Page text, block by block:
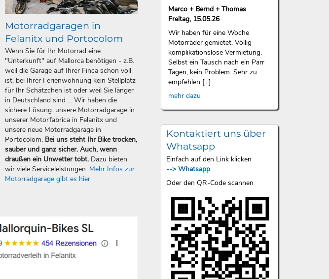
Marco + Bernd + Thomas
Freitag, 15.05.26
Wir haben für eine Woche
Motorräder gemietet. Völlig
komplikationslose Vermietung.
Selbst ein Tausch nach ein Parr
Tagen, kein Problem. Sehr zu
empfehlen [...]
mehr dazu
Kontaktiert uns über
Whatsapp
Einfach auf den Link klicken
--> Whatsapp
Oder den QR-Code scannen
Motorradgaragen in
Felanitx und Portocolom
Wenn Sie für Ihr Motorrad eine
"Unterkunft" auf Mallorca benötigen - z.B.
weil die Garage auf Ihrer Finca schon voll
ist, bei Ihrer Ferienwohnung kein Stellplatz
für Ihr Schätzchen ist oder weil Sie länger
in Deutschland sind ... Wir haben die
sichere Lösung: unsere Motorradgarage in
unserer Motorfabrica in Felanitx und
unsere neue Motorradgarage in
Portocolom. Bei uns steht Ihr Bike trocken,
sauber und ganz sicher. Auch, wenn
draußen ein Unwetter tobt. Dazu bieten
wir viele Serviceleistungen. Mehr Infos zur
Motorradgarage gibt es hier